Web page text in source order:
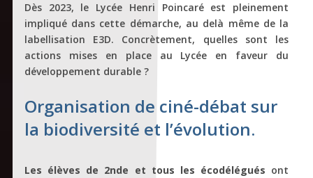
Dès 2023, le Lycée Henri Poincaré est pleinement
impliqué dans cette démarche, au delà même de la
labellisation E3D. Concrètement, quelles sont les
actions mises en place au Lycée en faveur du
développement durable ?
Organisation de ciné-débat sur
la biodiversité et l’évolution.
Les élèves de 2nde et tous les écodélégués ont